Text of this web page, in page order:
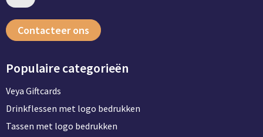
Contacteer ons
Populaire categorieën
Veya Giftcards
Drinkflessen met logo bedrukken
Tassen met logo bedrukken